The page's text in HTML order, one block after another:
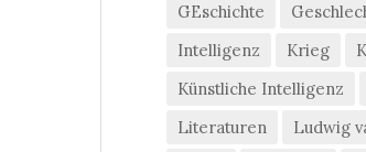
GEschichte
Intelligenz
Krieg
Künstliche Intelligenz
Literaturen
Ludwig